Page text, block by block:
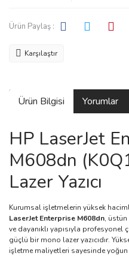
Ürün Paylaş :
Karşılaştır
Ürün Bilgisi Yorumlar
HP LaserJet
M608dn
Lazer Yazıcı
Kurumsal işletmelerin yüksek
LaserJet Enterprise M608dn, üstün
ve dayanıklı yapısıyla profesyonel
güçlü bir mono lazer yazıcıdır.
işletme maliyetleri sayesinde